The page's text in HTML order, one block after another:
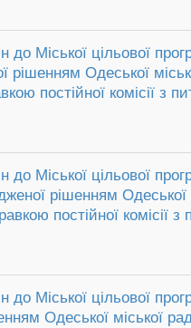
до Міської цільової
рішенням Одеської
постійної комісії з
до Міської цільової
рішенням Одеської
постійної комісії
до Міської цільової
Одеської міської